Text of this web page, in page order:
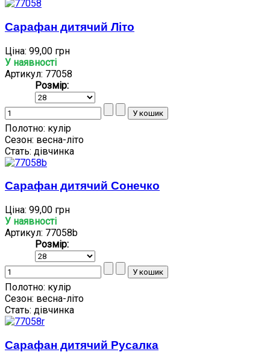
Сарафан дитячий Літо
Ціна: 99,00 грн
У наявності
Артикул: 77058
Розмір:
Полотно: кулір
Сезон: весна-літо
Стать: дівчинка
Сарафан дитячий Сонечко
Ціна: 99,00 грн
У наявності
Артикул: 77058b
Розмір:
Полотно: кулір
Сезон: весна-літо
Стать: дівчинка
Сарафан дитячий Русалка